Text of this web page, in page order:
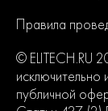
Правила
© ELITECH.RU
исключительно
публичной